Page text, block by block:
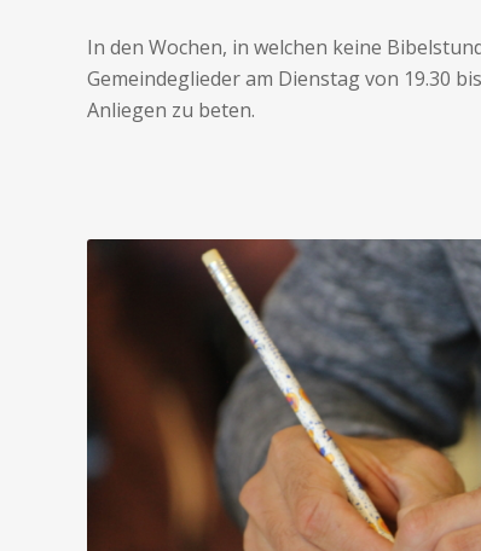
In den Wochen, in welchen keine
Gemeindeglieder am Dienstag von 19.30
Anliegen zu beten.